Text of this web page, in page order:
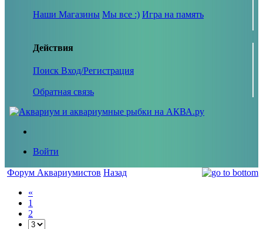
Наши Магазины Мы все :) Игра на память
Действия
Поиск Вход/Регистрация
Обратная связь
Войти
Форум Аквариумистов Назад
«
1
2